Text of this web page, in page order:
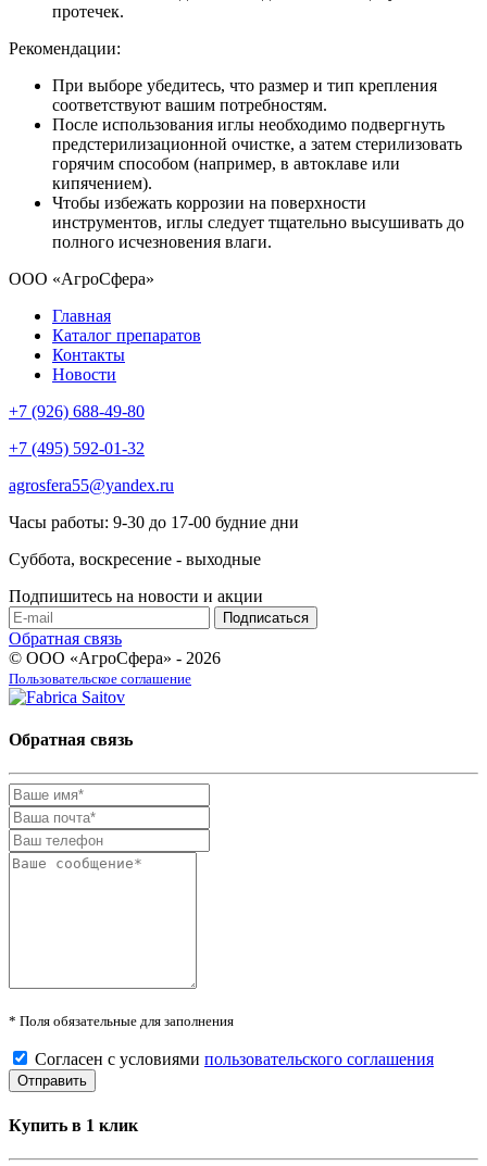
протечек.
Рекомендации:
При выборе убедитесь, что размер и тип крепления
соответствуют вашим потребностям.
После использования иглы необходимо подвергнуть
предстерилизационной очистке, а затем стерилизовать
горячим способом (например, в автоклаве или
кипячением).
Чтобы избежать коррозии на поверхности
инструментов, иглы следует тщательно высушивать до
полного исчезновения влаги.
ООО «АгроСфера»
Главная
Каталог препаратов
Контакты
Новости
+7 (926) 688-49-80
+7 (495) 592-01-32
agrosfera55@yandex.ru
Часы работы: 9-30 до 17-00 будние дни
Суббота, воскресение - выходные
Подпишитесь на новости и акции
Обратная связь
© ООО «АгроСфера» - 2026
Пользовательское соглашение
Обратная связь
* Поля обязательные для заполнения
Согласен с условиями пользовательского соглашения
Купить в 1 клик